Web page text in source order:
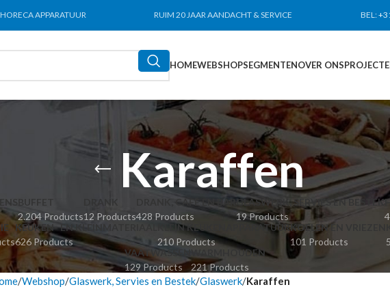
APPARATUUR RUIM 20 JAAR AANDACHT & SERVICE BEL:
HOMEWEBSHOPSEGMENTENOVER ONS
Karaffen
BUFFET
2.204 Products12 Products
DRANK, CAFÉ EN BAR
428 Products
GLASWERK, SERVIES EN BESTEK
19 Products
KEUKEN- EN KLEINMATERIAAL
626 Products
KLEIN KEUKENAPPARATUUR
210 Products
KOELEN EN VRIEZEN
101 Products
VAATWASSEN
129 Products
WARMHOUDEN
221 Products
Webshop Glaswerk, Servies en Bestek Glaswerk Karaffen